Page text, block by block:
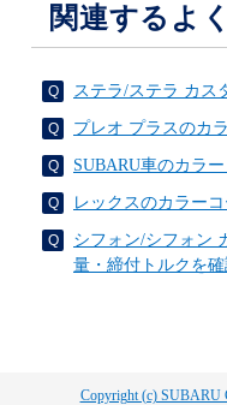
関連するよ
ステラ/ステラ カス
プレオ プラスのカ
SUBARU車のカラ
レックスのカラー
シフォン/シフォン
量・締付トルクを
Copyright (c) SUBARU